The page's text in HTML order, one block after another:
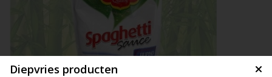
Diepvries producten